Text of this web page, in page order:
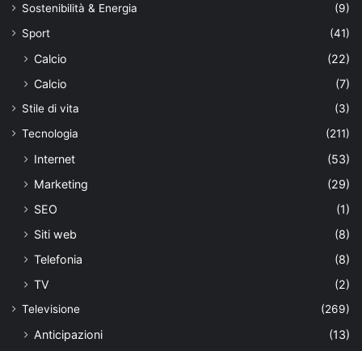
Sostenibilità & Energia
(9)
Sport
(41)
Calcio
(22)
Calcio
(7)
Stile di vita
(3)
Tecnologia
(211)
Internet
(53)
Marketing
(29)
SEO
(1)
Siti web
(8)
Telefonia
(8)
TV
(2)
Televisione (269)
Anticipazioni
(13)